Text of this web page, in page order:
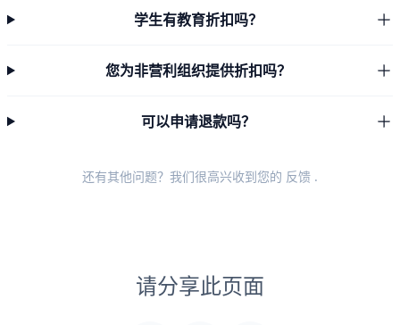
学生有教育折扣吗？
您为非营利组织提供折扣吗？
可以申请退款吗？
还有其他问题？我们很高兴收到您的 反馈 .
请分享此页面